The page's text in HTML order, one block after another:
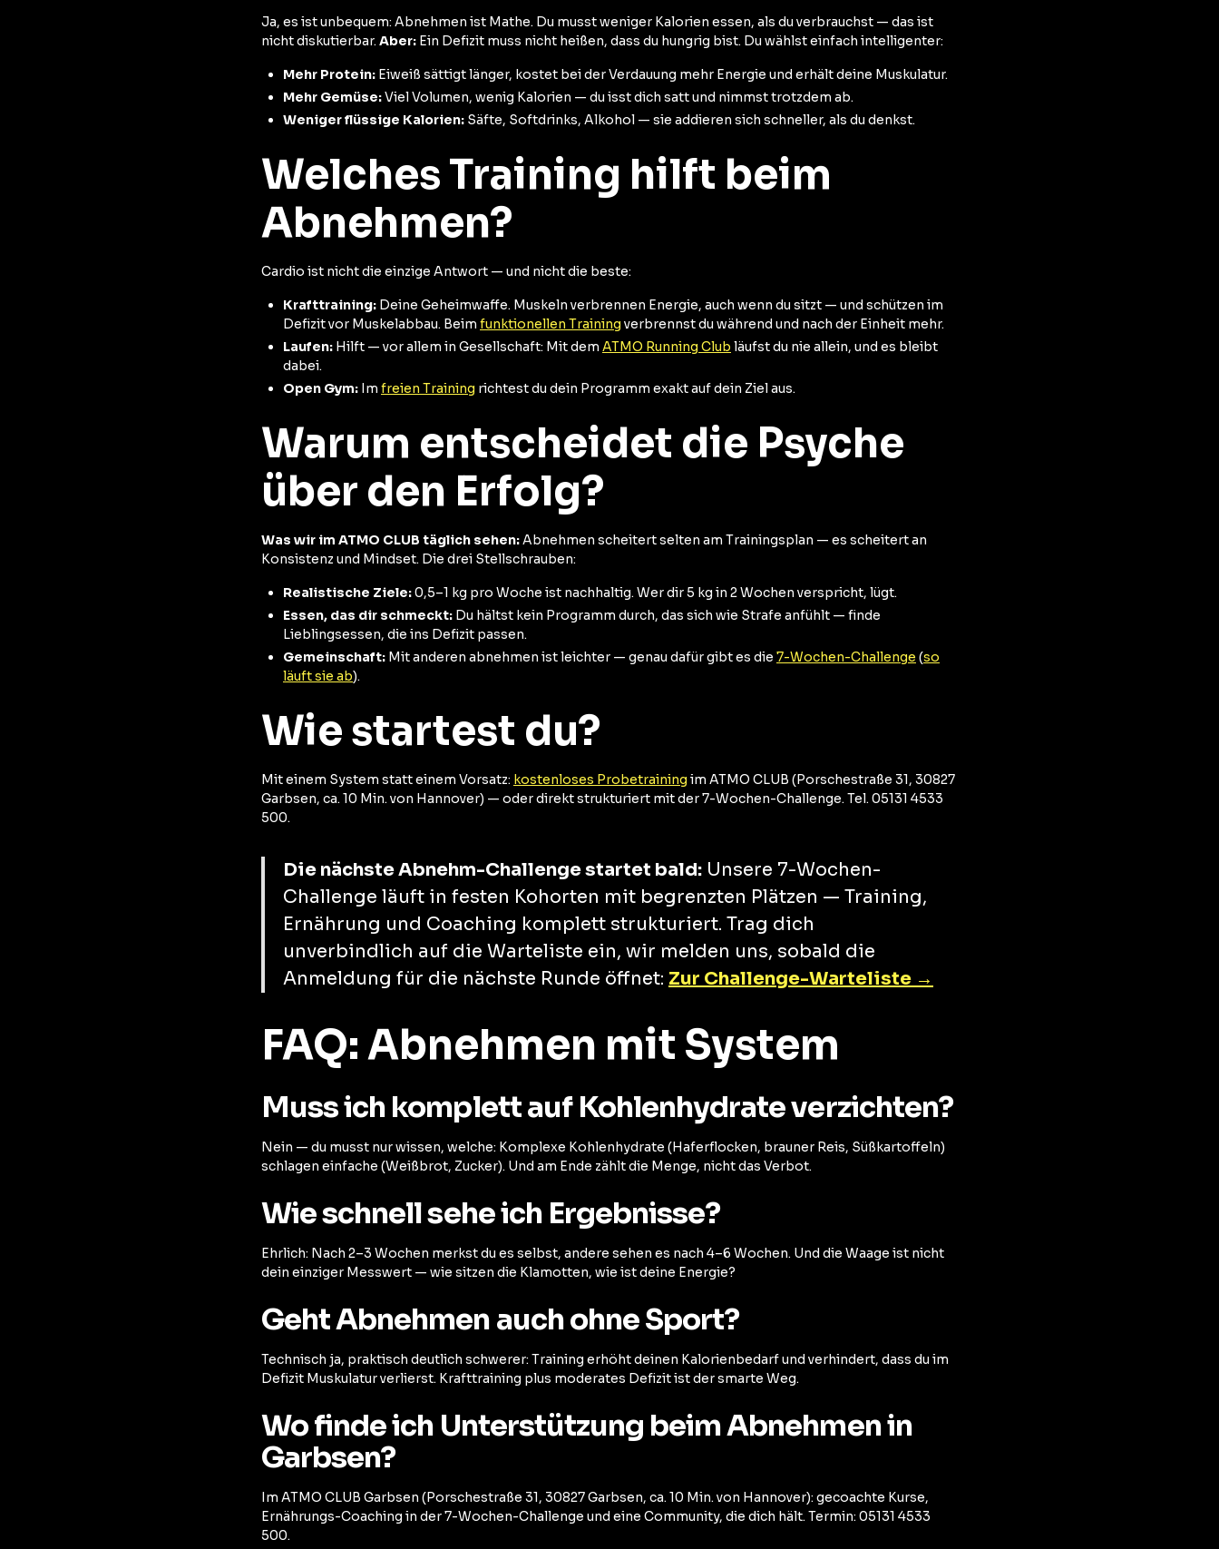
Ja, es ist unbequem: Abnehmen ist Mathe. Du musst weniger Kalorien essen, als du verbrauchst — das ist
nicht diskutierbar. Aber: Ein Defizit muss nicht heißen, dass du hungrig bist. Du wählst einfach intelligenter:
Mehr Protein: Eiweiß sättigt länger, kostet bei der Verdauung mehr Energie und erhält deine Muskulatur.
Mehr Gemüse:Viel Volumen, wenig Kalorien — du isst dich satt und nimmst trotzdem ab.
Weniger flüssige Kalorien: Säfte, Softdrinks, Alkohol — sie addieren sich schneller, als du denkst.
Welches Training hilft beim
Abnehmen?
Cardio ist nicht die einzige Antwort — und nicht die beste:
Krafttraining: Deine Geheimwaffe. Muskeln verbrennen Energie, auch wenn du sitzt — und schützen im
Defizit vor Muskelabbau. Beim funktionellen Training verbrennst du während und nach der Einheit mehr.
Laufen: Hilft — vor allem in Gesellschaft: Mit dem ATMO Running Club läufst du nie allein, und es bleibt
dabei.
Open Gym: Im freien Training richtest du dein Programm exakt auf dein Ziel aus.
Warum entscheidet die Psyche
über den Erfolg?
Was wir im ATMO CLUB täglich sehen:Abnehmen scheitert selten am Trainingsplan — es scheitert an
Konsistenz und Mindset. Die drei Stellschrauben:
Realistische Ziele:0,5–1 kg pro Woche ist nachhaltig. Wer dir 5 kg in 2 Wochen verspricht, lügt.
Essen, das dir schmeckt: Du hältst kein Programm durch, das sich wie Strafe anfühlt — finde
Lieblingsessen, die ins Defizit passen.
Gemeinschaft: Mit anderen abnehmen ist leichter — genau dafür gibt es die 7-Wochen-Challenge (so
läuft sie ab).
Wie startest du?
Mit einem System statt einem Vorsatz: kostenloses Probetraining im ATMO CLUB (Porschestraße 31, 30827
Garbsen, ca. 10 Min. von Hannover) — oder direkt strukturiert mit der 7-Wochen-Challenge. Tel. 05131 4533
500.
Die nächste Abnehm-Challenge startet bald: Unsere 7-Wochen-
Challenge läuft in festen Kohorten mit begrenzten Plätzen — Training,
Ernährung und Coaching komplett strukturiert. Trag dich
unverbindlich auf die Warteliste ein, wir melden uns, sobald die
Anmeldung für die nächste Runde öffnet: Zur Challenge-Warteliste →
FAQ: Abnehmen mit System
Muss ich komplett auf Kohlenhydrate verzichten?
Nein — du musst nur wissen, welche: Komplexe Kohlenhydrate (Haferflocken, brauner Reis, Süßkartoffeln)
schlagen einfache (Weißbrot, Zucker). Und am Ende zählt die Menge, nicht das Verbot.
Wie schnell sehe ich Ergebnisse?
Ehrlich: Nach 2–3 Wochen merkst du es selbst, andere sehen es nach 4–6 Wochen. Und die Waage ist nicht
dein einziger Messwert — wie sitzen die Klamotten, wie ist deine Energie?
Geht Abnehmen auch ohne Sport?
Technisch ja, praktisch deutlich schwerer: Training erhöht deinen Kalorienbedarf und verhindert, dass du im
Defizit Muskulatur verlierst. Krafttraining plus moderates Defizit ist der smarte Weg.
Wo finde ich Unterstützung beim Abnehmen in
Garbsen?
Im ATMO CLUB Garbsen (Porschestraße 31, 30827 Garbsen, ca. 10 Min. von Hannover): gecoachte Kurse,
Ernährungs-Coaching in der 7-Wochen-Challenge und eine Community, die dich hält. Termin: 05131 4533
500.